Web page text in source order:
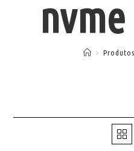
> Produtos